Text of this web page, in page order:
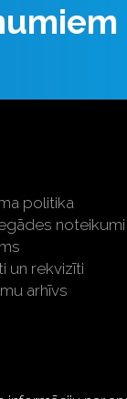
politika
noteikumi
un rekvizīti
arhīvs